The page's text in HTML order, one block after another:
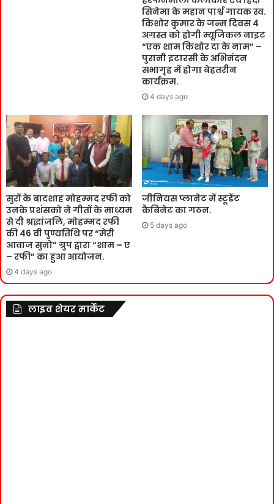
सिनेमा के महान पार्श्व गायक स्व.
किशोर कुमार के जन्म दिवस 4
अगस्त को होगी म्यूजिकल नाइट
“एक शाम किशोर दा के नाम” –
पुरानी इटारसी के अभिनंदन
सभागृह में होगा बेहतरीन
कार्यक्रम.
4 days ago
सुरों के बादशाह मोहम्मद रफी को
उनके प्रशंसको ने गीतों के माध्यम
से दी श्रद्धांजलि, मोहम्मद रफी
की 46 वी पुण्यतिथि पर “मेरी
आवाज सुनो” ग्रुप द्वारा “शाम – ए
– रफी” का हुआ आयोजन.
4 days ago
जीनियस प्लानेट में स्टूडेंट
कैबिनेट का गठन.
5 days ago
लाइव शेयर मार्केट